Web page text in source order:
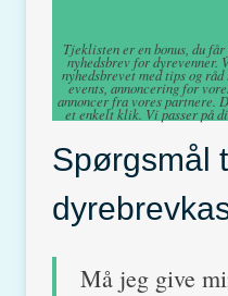
Tjeklisten er en bonus, du
nyhedsbrev for dyrevenner.
nyhedsbrevet med tips og
events, annoncering for
annoncer fra vores partnere.
et enkelt klik. Vi passer på
Spørgsmål
Må jeg give